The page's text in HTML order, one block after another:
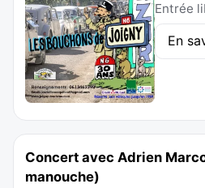
Entrée
En
Concert avec Adrien
manouche)